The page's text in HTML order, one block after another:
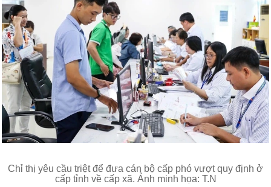
Chỉ thị yêu cầu triệt để đưa cán bộ cấp phó vượt quy định ở
cấp tỉnh về cấp xã. Ảnh minh họa: T.N